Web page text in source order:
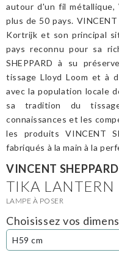
autour d'un fil métallique,
plus de 50 pays.
Kortrijk et son principal
pays reconnu pour sa
SHEPPARD à su
tissage Lloyd Loom et à
avec la population locale
sa tradition du
connaissances et les
les produits VINCENT
fabriqués à la main à la
TIKA LANTERN
VINCENT SHEPPARD
LAMPE À POSER
Choisissez vos